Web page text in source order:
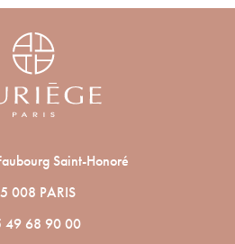
Saint-Honoré
008 PARIS
49 68 90 00